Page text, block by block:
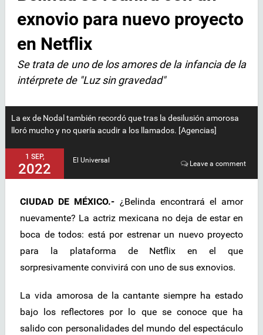
exnovio para nuevo proyecto
en Netflix
Se trata de uno de los amores de la infancia de la
intérprete de "Luz sin gravedad"
La ex de Nodal también recordó que tras la desilusión amorosa
lloró mucho y no quería acudir a los llamados. [Agencias]
1 SEP,
2022
El Universal Leave a comment
CIUDAD DE MÉXICO.- ¿Belinda encontrará el amor
nuevamente? La actriz mexicana no deja de estar en
boca de todos: está por estrenar un nuevo proyecto
para la plataforma de Netflix en el que
sorpresivamente convivirá con uno de sus exnovios.
La vida amorosa de la cantante siempre ha estado
bajo los reflectores por lo que se conoce que ha
salido con personalidades del mundo del espectáculo